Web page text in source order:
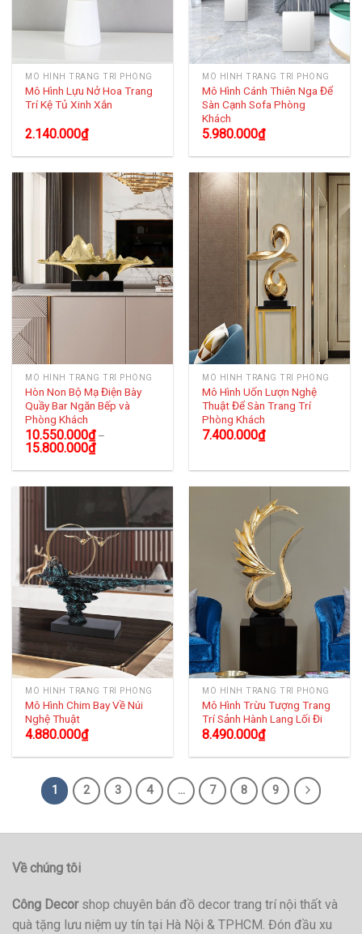
MÔ HÌNH TRANG TRÍ PHÒNG
Mô Hình Lựu Nở Hoa Trang
Trí Kệ Tủ Xinh Xắn
2.140.000₫
MÔ HÌNH TRANG TRÍ PHÒNG
Mô Hình Cánh Thiên Nga Để
Sàn Cạnh Sofa Phòng
Khách
5.980.000₫
MÔ HÌNH TRANG TRÍ PHÒNG
Hòn Non Bộ Mạ Điện Bày
Quầy Bar Ngăn Bếp và
Phòng Khách
10.550.000₫–
15.800.000₫
MÔ HÌNH TRANG TRÍ PHÒNG
Mô Hình Uốn Lượn Nghệ
Thuật Để Sàn Trang Trí
Phòng Khách
7.400.000₫
MÔ HÌNH TRANG TRÍ PHÒNG
Mô Hình Chim Bay Về Núi
Nghệ Thuật
4.880.000₫
MÔ HÌNH TRANG TRÍ PHÒNG
Mô Hình Trừu Tượng Trang
Trí Sảnh Hành Lang Lối Đi
8.490.000₫
1 2 3 4 … 7 8 9
Về chúng tôi
Công Decorshop chuyên bán đồ decor trang trí nội thất và
quà tặng lưu niệm uy tín tại Hà Nội & TPHCM. Đón đầu xu